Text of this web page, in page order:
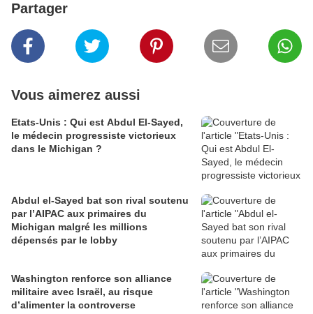
Partager
Vous aimerez aussi
Etats-Unis : Qui est Abdul El-Sayed,
le médecin progressiste victorieux
dans le Michigan ?
Abdul el-Sayed bat son rival soutenu
par l’AIPAC aux primaires du
Michigan malgré les millions
dépensés par le lobby
Washington renforce son alliance
militaire avec Israël, au risque
d’alimenter la controverse